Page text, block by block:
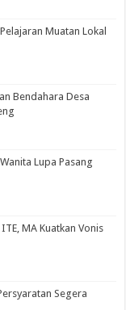
Muatan Lokal
Bendahara Desa
Lupa Pasang
MA Kuatkan Vonis
Segera